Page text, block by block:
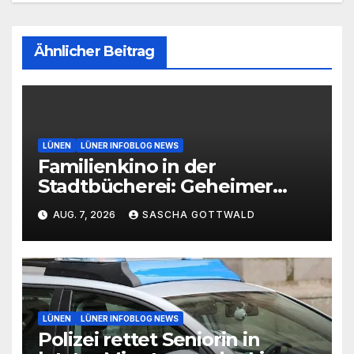
Ähnlicher Beitrag
LÜNEN LÜNER INFOBLOG NEWS
Familienkino in der
Stadtbücherei: Geheimer
Film bei freiem Eintritt
AUG. 7, 2026 SASCHA GOTTWALD
LÜNEN LÜNER INFOBLOG NEWS
Polizei rettet Seniorin in